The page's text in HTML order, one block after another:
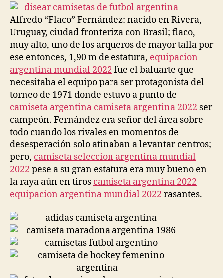
Alfredo “Flaco” Fernández: nacido en Rivera,
Uruguay, ciudad fronteriza con Brasil; flaco,
muy alto, uno de los arqueros de mayor talla por
ese entonces, 1,90 m de estatura, equipacion
argentina mundial 2022 fue el baluarte que
necesitaba el equipo para ser protagonista del
torneo de 1971 donde estuvo a punto de
camiseta argentina camiseta argentina 2022 ser
campeón. Fernández era señor del área sobre
todo cuando los rivales en momentos de
desesperación solo atinaban a levantar centros;
pero, camiseta seleccion argentina mundial
2022 pese a su gran estatura era muy bueno en
la raya aún en tiros camiseta argentina 2022
equipacion argentina mundial 2022 rasantes.